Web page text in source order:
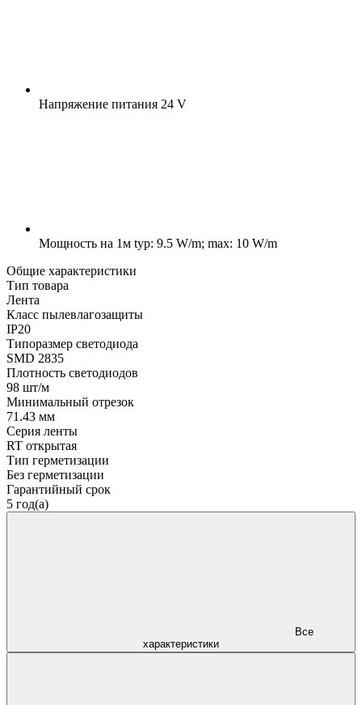
Напряжение питания 24 V
Мощность на 1м typ: 9.5 W/m; max: 10 W/m
Общие характеристики
Тип товара
Лента
Класс пылевлагозащиты
IP20
Типоразмер светодиода
SMD 2835
Плотность светодиодов
98 шт/м
Минимальный отрезок
71.43 мм
Серия ленты
RT открытая
Тип герметизации
Без герметизации
Гарантийный срок
5 год(а)
характеристики